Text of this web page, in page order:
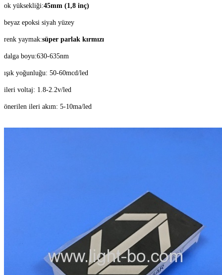
ok yüksekliği:45mm (1,8 inç)
beyaz epoksi siyah yüzey
renk yaymak:süper parlak kırmızı
dalga boyu:630-635nm
ışık yoğunluğu: 50-60mcd/led
ileri voltaj: 1.8-2.2v/led
önerilen ileri akım: 5-10ma/led